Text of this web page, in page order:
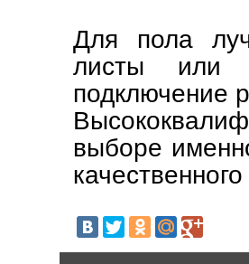
Для пола
листы или
подключение
выборе